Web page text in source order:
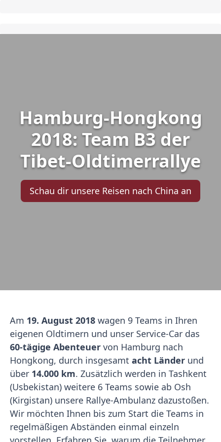
Hamburg-Hongkong
2018: Team B3 der
Tibet-Oldtimerrallye
Schau dir unsere Reisen nach China an
Am 19. August 2018 wagen 9 Teams in Ihren
eigenen Oldtimern und unser Service-Car das
60-tägige Abenteuer von Hamburg nach
Hongkong, durch insgesamt acht Länder und
über 14.000 km. Zusätzlich werden in Tashkent
(Usbekistan) weitere 6 Teams sowie ab Osh
(Kirgistan) unsere Rallye-Ambulanz dazustoßen.
Wir möchten Ihnen bis zum Start die Teams in
regelmäßigen Abständen einmal einzeln